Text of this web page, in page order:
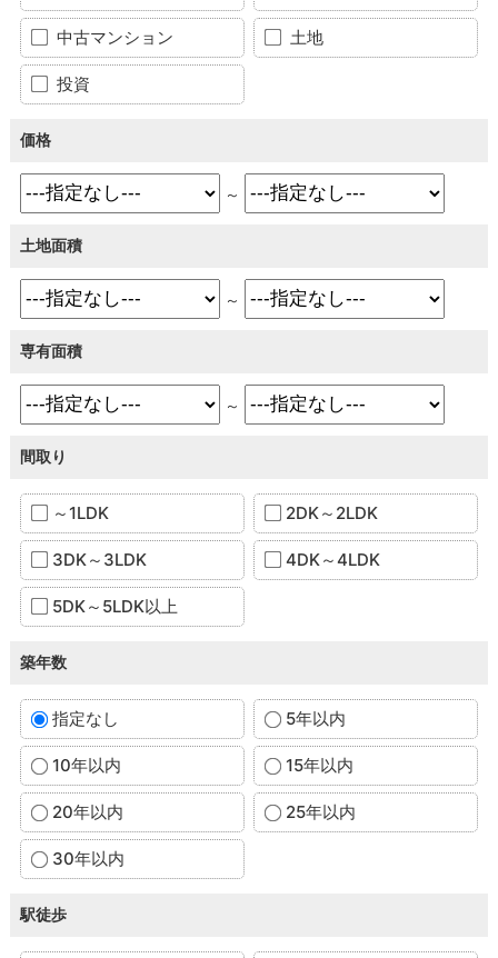
中古マンション 土地
投資
価格
～
土地面積
～
専有面積
～
間取り
～1LDK 2DK～2LDK
3DK～3LDK 4DK～4LDK
5DK～5LDK以上
築年数
指定なし 5年以内
10年以内 15年以内
20年以内 25年以内
30年以内
駅徒歩